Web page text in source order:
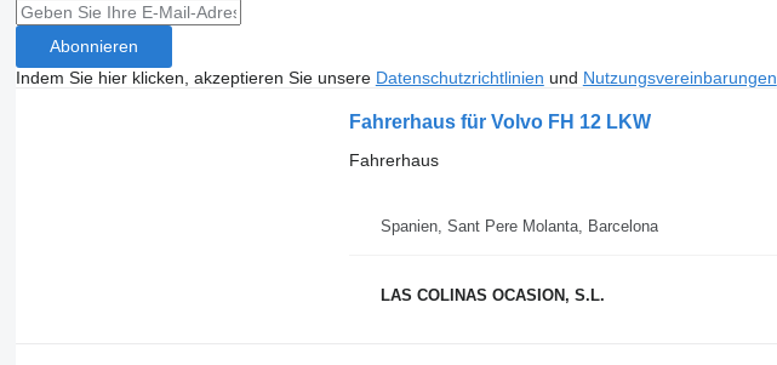
Abonnieren
Indem Sie hier klicken, akzeptieren Sie unsere Datenschutzrichtlinien und Nutzungsvereinbarungen
Fahrerhaus für Volvo FH 12 LKW
Fahrerhaus
Spanien, Sant Pere Molanta, Barcelona
LAS COLINAS OCASION, S.L.